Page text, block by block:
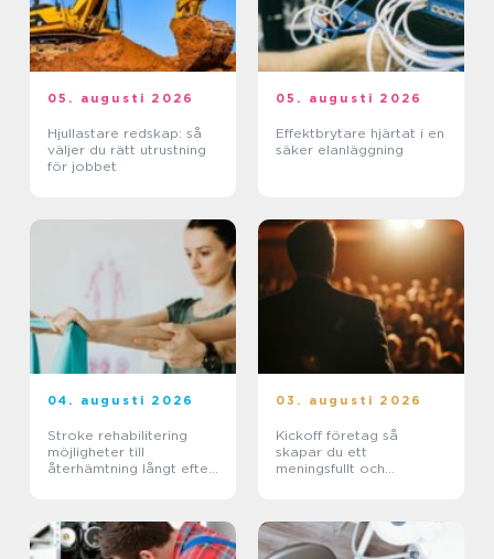
05. augusti 2026
Hjullastare redskap: så
väljer du rätt utrustning
för jobbet
05. augusti 2026
Effektbrytare hjärtat i en
säker elanläggning
04. augusti 2026
Stroke rehabilitering
möjligheter till
återhämtning långt efter
03. augusti 2026
Kickoff företag så
skapar du ett
meningsfullt och